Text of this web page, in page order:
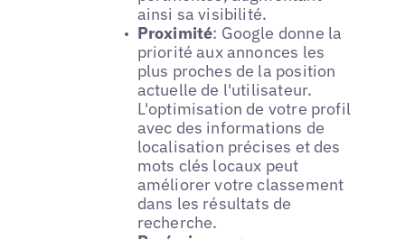
ainsi sa visibilité.
Proximité: Google donne la
priorité aux annonces les
plus proches de la position
actuelle de l'utilisateur.
L'optimisation de votre profil
avec des informations de
localisation précises et des
mots clés locaux peut
améliorer votre classement
dans les résultats de
recherche.